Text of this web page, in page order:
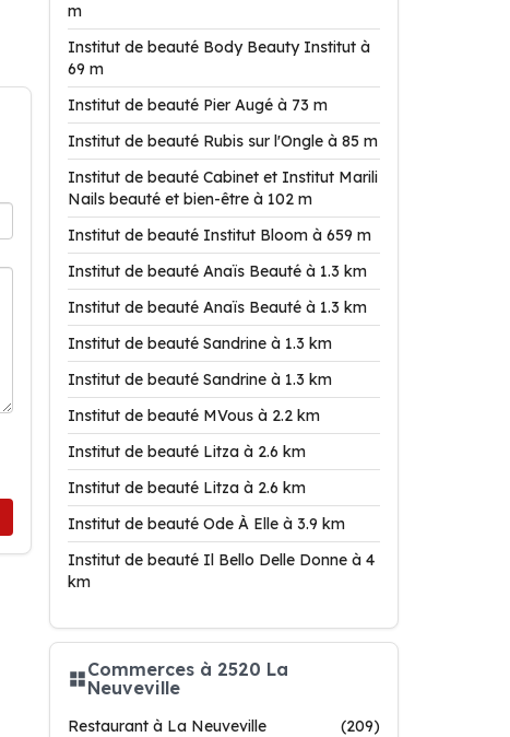
m
Institut de beauté Body Beauty Institut à
69 m
Institut de beauté Pier Augé à 73 m
Institut de beauté Rubis sur l'Ongle à 85 m
Institut de beauté Cabinet et Institut Marili
Nails beauté et bien-être à 102 m
Institut de beauté Institut Bloom à 659 m
Institut de beauté Anaïs Beauté à 1.3 km
Institut de beauté Anaïs Beauté à 1.3 km
Institut de beauté Sandrine à 1.3 km
Institut de beauté Sandrine à 1.3 km
Institut de beauté MVous à 2.2 km
Institut de beauté Litza à 2.6 km
Institut de beauté Litza à 2.6 km
Institut de beauté Ode À Elle à 3.9 km
Institut de beauté Il Bello Delle Donne à 4
km
Commerces à 2520 La
Neuveville
Restaurant à La Neuveville
(209)